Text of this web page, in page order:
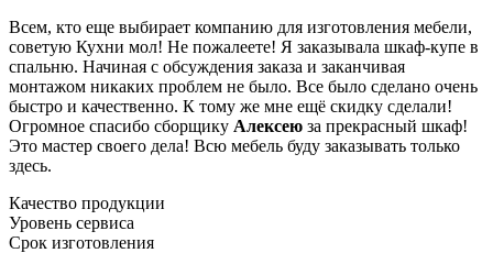
Всем, кто еще выбирает компанию для изготовления мебели,
советую Кухни мол! Не пожалеете! Я заказывала шкаф-купе в
спальню. Начиная с обсуждения заказа и заканчивая
монтажом никаких проблем не было. Все было сделано очень
быстро и качественно. К тому же мне ещё скидку сделали!
Огромное спасибо сборщику Алексею за прекрасный шкаф!
Это мастер своего дела! Всю мебель буду заказывать только
здесь.
Качество продукции
Уровень сервиса
Срок изготовления